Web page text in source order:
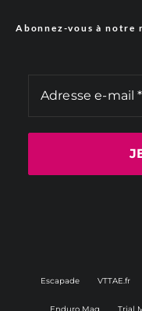
Abonnez-vous à notre
Escapade VTTAE.fr